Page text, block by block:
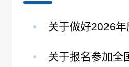
关于做好2026
关于报名参加全